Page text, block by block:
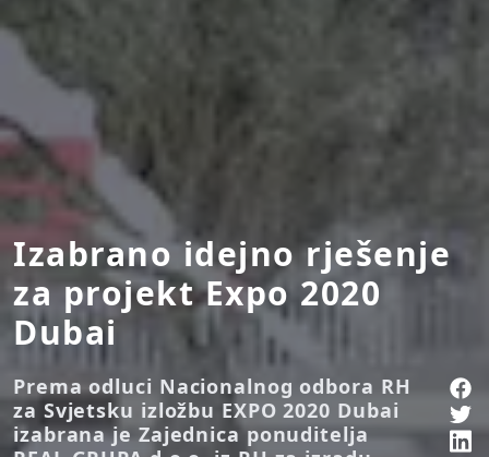
Izabrano idejno rješenje
za projekt Expo 2020
Dubai
Prema odluci Nacionalnog odbora RH
za Svjetsku izložbu EXPO 2020 Dubai
izabrana je Zajednica ponuditelja